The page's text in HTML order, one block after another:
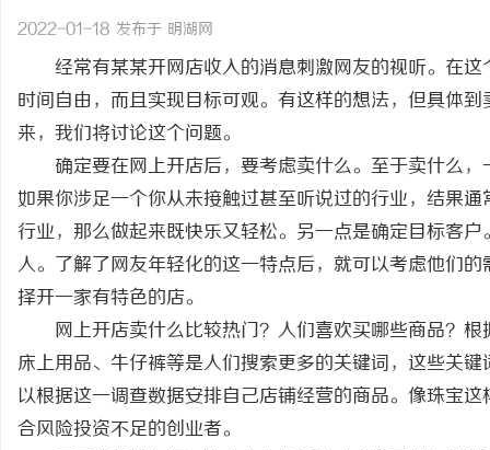
2022-01-18 发布于 明湖网
经常有某某开网店收入的消息刺激网友的视听。在
时间自由，而且实现目标可观。有这样的想法，但具体
来，我们将讨论这个问题。
确定要在网上开店后，要考虑卖什么。至于卖什么
如果你涉足一个你从未接触过甚至听说过的行业，结果
行业，那么做起来既快乐又轻松。另一点是确定目标客
人。了解了网友年轻化的这一特点后，就可以考虑他们
择开一家有特色的店。
网上开店卖什么比较热门？人们喜欢买哪些商品？
床上用品、牛仔裤等是人们搜索更多的关键词，这些关
以根据这一调查数据安排自己店铺经营的商品。像珠宝
合风险投资不足的创业者。